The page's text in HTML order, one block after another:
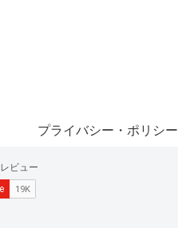
プライバシー・ポリシー